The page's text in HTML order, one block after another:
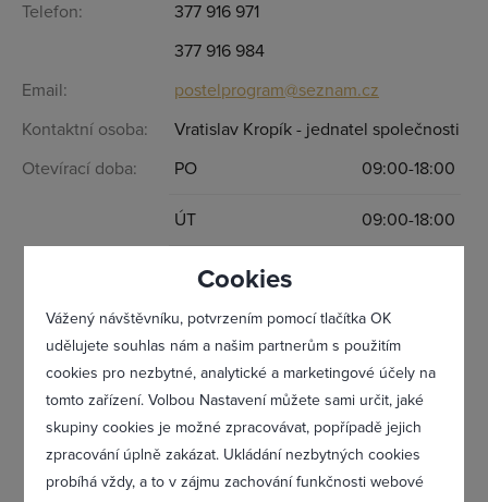
Cookies
Vážený návštěvníku, potvrzením pomocí tlačítka OK
udělujete souhlas nám a našim partnerům s použitím
cookies pro nezbytné, analytické a marketingové účely na
tomto zařízení. Volbou Nastavení můžete sami určit, jaké
skupiny cookies je možné zpracovávat, popřípadě jejich
zpracování úplně zakázat. Ukládání nezbytných cookies
probíhá vždy, a to v zájmu zachování funkčnosti webové
Telefon:
377 916 971
377 916 984
Email:
postelprogram@seznam.cz
Kontaktní osoba:
Vratislav Kropík - jednatel společnosti
Otevírací doba:
PO 09:00-18:00
ÚT 09:00-18:00
ČT 09:00-18:00
PÁ 09:00-18:00
SO 09:00-14:00
Přihlásit se
Zapomněl(a) jsem heslo